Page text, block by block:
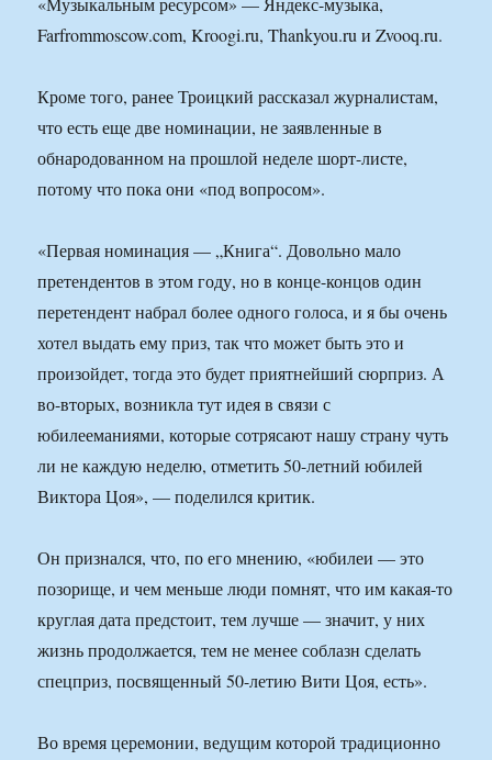
Farfrommoscow.com, Kroogi.ru, Thankyou.ru и Zvooq.ru.
Кроме того, ранее Троицкий рассказал журналистам,
что есть еще две номинации, не заявленные в
обнародованном на прошлой неделе шорт-листе,
потому что пока они «под вопросом».
«Первая номинация — „Книга“. Довольно мало
претендентов в этом году, но в конце-концов один
перетендент набрал более одного голоса, и я бы очень
хотел выдать ему приз, так что может быть это и
произойдет, тогда это будет приятнейший сюрприз. А
во-вторых, возникла тут идея в связи с
юбилееманиями, которые сотрясают нашу страну чуть
ли не каждую неделю, отметить 50-летний юбилей
Виктора Цоя», — поделился критик.
Он признался, что, по его мнению, «юбилеи — это
позорище, и чем меньше люди помнят, что им какая-то
круглая дата предстоит, тем лучше — значит, у них
жизнь продолжается, тем не менее соблазн сделать
спецприз, посвященный 50-летию Вити Цоя, есть».
Во время церемонии, ведущим которой традиционно